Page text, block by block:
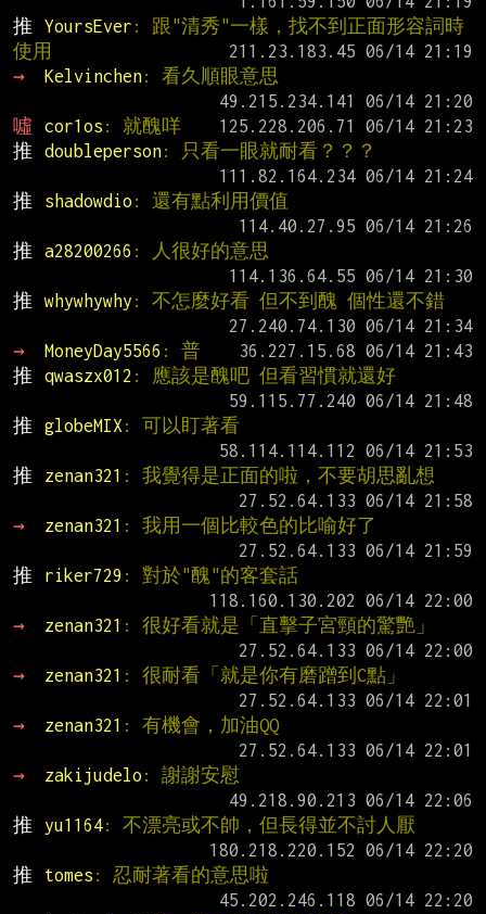
推
YoursEver : 跟"清秀"一樣，找不到正面形容詞時
使用
→
Kelvinchen: 看久順眼意思
噓
cor1os : 就醜咩
推
doubleperson: 只看一眼就耐看？？？
推
shadowdio : 還有點利用價值
推
a28200266 : 人很好的意思
推
whywhywhy : 不怎麼好看 但不到醜 個性還不錯
→
MoneyDay5566 : 普
推
qwaszx012 : 應該是醜吧 但看習慣就還好
推
globeMIX : 可以盯著看
推
zenan321 : 我覺得是正面的啦，不要胡思亂想
→
zenan321 : 我用一個比較色的比喻好了
推
riker729 : 對於"醜"的客套話
→
zenan321 : 很好看就是「直擊子宮頸的驚艷」
→
zenan321 : 很耐看「就是你有磨蹭到C點」
→
zenan321 : 有機會，加油QQ
→
zakijudelo : 謝謝安慰
推
yu1164: 不漂亮或不帥，但長得並不討人厭
推
tomes : 忍耐著看的意思啦